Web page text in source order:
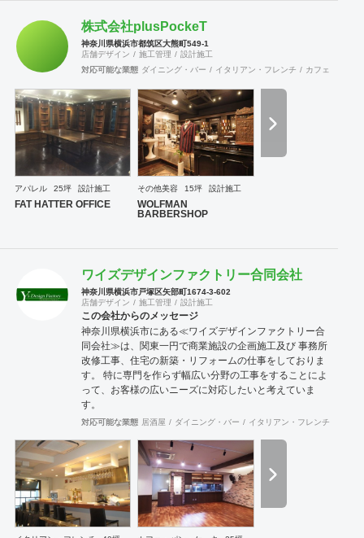
株式会社plusPockeT
神奈川県横浜市都筑区大熊町549-1
店舗デザイン
施工管理
設計施工
対応可能な業態 ダイニング・バー イタリアン・フレンチ カフェ・パン
アパレル 25坪 設計施工
FAT HATTER OFFICE
その他美容 15坪 設計施工
WOLFMAN
BARBERSHOP
ワイズデザインファクトリー合同会社
神奈川県横浜市戸塚区矢部町1674-3-602
店舗デザイン
施工管理 設計施工
この会社からのメッセージ
神奈川県横浜市にある≪ワイズデザインファクトリー合
同会社≫は、関東一円で商業施設の企画施工及び 事務所
改修工事、住宅の新築・リフォームの仕事をしておりま
す。 特に専門を作らず幅広い分野の工事をすることによ
って、お客様の広いニーズに対応したいと考えていま
す。
対応可能な業態 居酒屋 ダイニング・バー イタリアン・フレンチ